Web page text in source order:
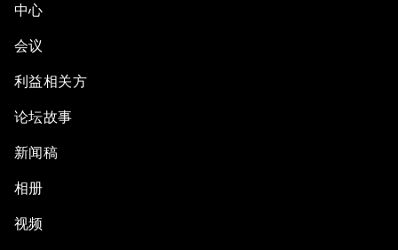
中心
会议
利益相关方
论坛故事
新闻稿
相册
视频